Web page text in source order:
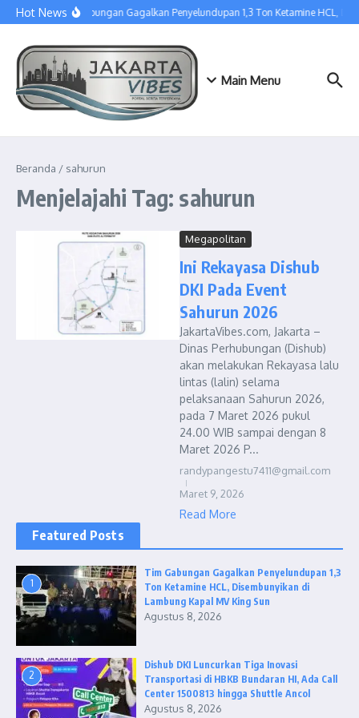
Lewati ke konten
Hot NewsTim Gabungan Gagalkan Penyelundupan 1,3 Ton Ketamine HCL,
Main Menu
Beranda / sahurun
Menjelajahi Tag: sahurun
Megapolitan
Ini Rekayasa Dishub
DKI Pada Event
Sahurun 2026
JakartaVibes.com, Jakarta –
Dinas Perhubungan (Dishub)
akan melakukan Rekayasa lalu
lintas (lalin) selama
pelaksanaan Sahurun 2026,
pada 7 Maret 2026 pukul
24.00 WIB sampai dengan 8
Maret 2026 P...
randypangestu7411@gmail.com
Maret 9, 2026
Read More
Featured Posts
1
Tim Gabungan Gagalkan Penyelundupan 1,3
Ton Ketamine HCL, Disembunyikan di
Lambung Kapal MV King Sun
Agustus 8, 2026
2
Dishub DKI Luncurkan Tiga Inovasi
Transportasi di HBKB Bundaran HI, Ada Call
Center 1500813 hingga Shuttle Ancol
Agustus 8, 2026